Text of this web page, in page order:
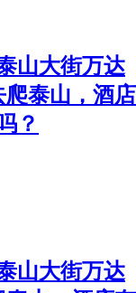
山大街万达
爬泰山，酒店
？
山大街万达